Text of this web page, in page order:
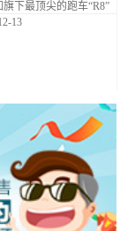
下最顶尖的跑车“R8”
13